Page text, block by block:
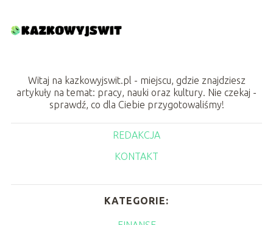
Witaj na kazkowyjswit.pl - miejscu, gdzie znajdziesz
artykuły na temat: pracy, nauki oraz kultury. Nie czekaj -
sprawdź, co dla Ciebie przygotowaliśmy!
REDAKCJA
KONTAKT
KATEGORIE: